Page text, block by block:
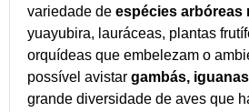
variedade de espécies arbóreas
yuayubira, lauráceas, plantas
orquídeas que embelezam o
possível avistar gambás,
grande diversidade de aves que